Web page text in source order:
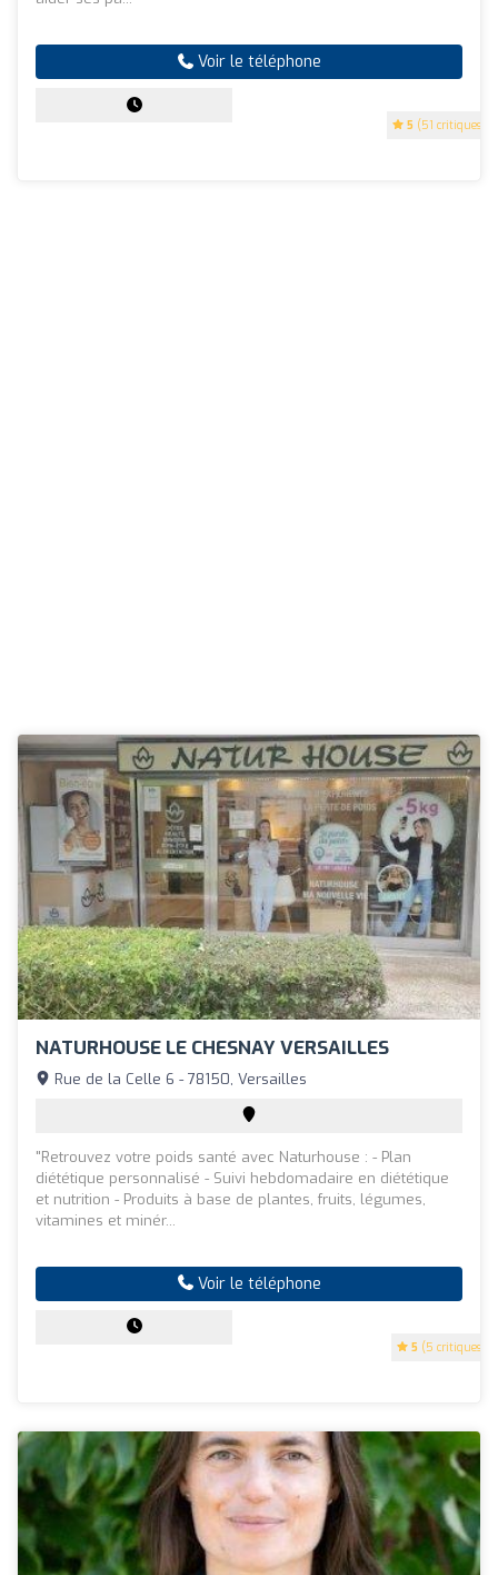
5 (51 critiques)
Voir le téléphone
NATURHOUSE LE CHESNAY VERSAILLES
5 (5 critiques)
Rue de la Celle 6 - 78150, Versailles
"Retrouvez votre poids santé avec Naturhouse : - Plan
diététique personnalisé - Suivi hebdomadaire en diététique
et nutrition - Produits à base de plantes, fruits, légumes,
vitamines et minér...
Voir le téléphone